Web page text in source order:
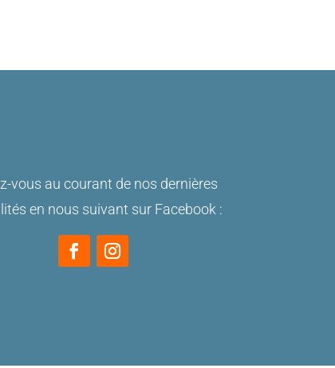
vous au courant de nos dernières
en nous suivant sur Facebook :